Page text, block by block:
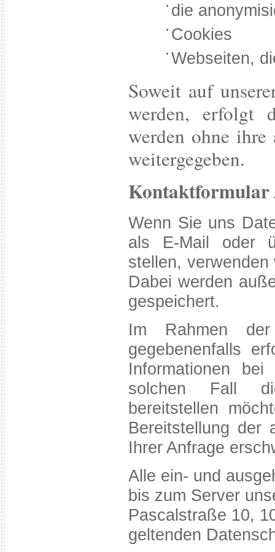
die
Cookies
Webseiten,
Soweit auf
werden, erfolgt
werden ohne
weitergegeben.
Wenn Sie uns
als E-Mail oder
stellen,
Dabei werden
gespeichert.
Im Rahmen
gegebenenfalls
Informationen
solchen Fall
bereitstellen
Bereitstellung der
Ihrer Anfrage
Alle ein- und
bis zum Server
Pascalstraße 10,
geltenden